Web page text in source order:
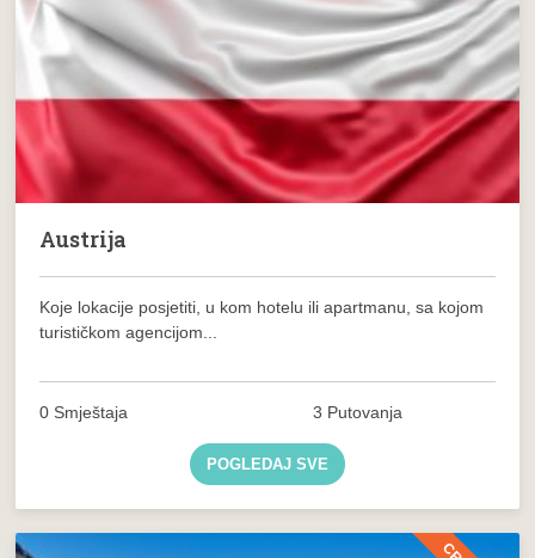
Austrija
Koje lokacije posjetiti, u kom hotelu ili apartmanu, sa kojom
turističkom agencijom...
0 Smještaja 3 Putovanja
POGLEDAJ SVE